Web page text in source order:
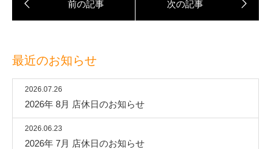
最近のお知らせ
2026.07.26
2026年 8月 店休日のお知らせ
2026.06.23
2026年 7月 店休日のお知らせ